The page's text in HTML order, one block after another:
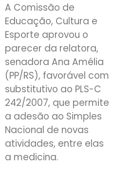
A Comissão de
Educação, Cultura e
Esporte aprovou o
parecer da relatora,
senadora Ana Amélia
(PP/RS), favorável com
substitutivo ao PLS-C
242/2007, que permite
a adesão ao Simples
Nacional de novas
atividades, entre elas
a medicina.